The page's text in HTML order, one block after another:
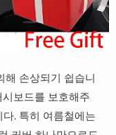
해 손상되기 쉽습니
보드를 보호해주
. 특히 여름철에는